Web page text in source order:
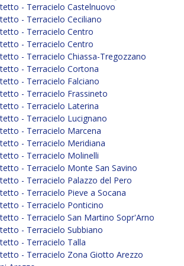
- Terracielo Castelnuovo
- Terracielo Ceciliano
- Terracielo Centro
- Terracielo Centro
- Terracielo Chiassa-Tregozzano
- Terracielo Cortona
- Terracielo Falciano
- Terracielo Frassineto
- Terracielo Laterina
- Terracielo Lucignano
- Terracielo Marcena
- Terracielo Meridiana
- Terracielo Molinelli
- Terracielo Monte San Savino
- Terracielo Palazzo del Pero
- Terracielo Pieve a Socana
- Terracielo Ponticino
- Terracielo San Martino Sopr'Arno
- Terracielo Subbiano
- Terracielo Talla
- Terracielo Zona Giotto Arezzo